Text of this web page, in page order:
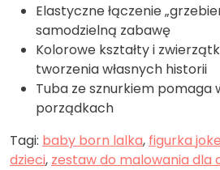
Elastyczne łączenie
samodzielną zabawę
Kolorowe kształty i
tworzenia własnych historii
Tuba ze sznurkiem pomaga
porządkach
Tagi: baby born lalka, figurka
dzieci, zestaw do malowania dla